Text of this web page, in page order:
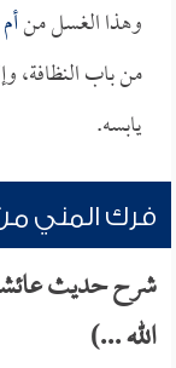
وهذا الغسل من
من باب
يابسه.
فرك المني
شرح حديث
الله ...)